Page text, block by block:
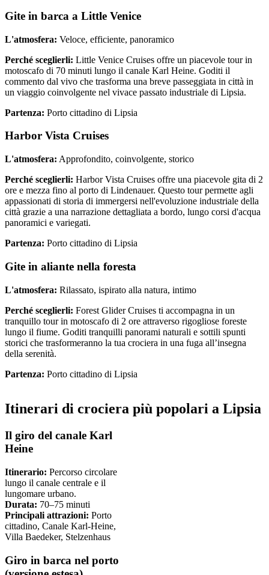
Gite in barca a Little Venice
L'atmosfera: Veloce, efficiente, panoramico
Perché sceglierli: Little Venice Cruises offre un piacevole tour in
motoscafo di 70 minuti lungo il canale Karl Heine. Goditi il
commento dal vivo che trasforma una breve passeggiata in città in
un viaggio coinvolgente nel vivace passato industriale di Lipsia.
Partenza: Porto cittadino di Lipsia
Harbor Vista Cruises
L'atmosfera: Approfondito, coinvolgente, storico
Perché sceglierli: Harbor Vista Cruises offre una piacevole gita di 2
ore e mezza fino al porto di Lindenauer. Questo tour permette agli
appassionati di storia di immergersi nell'evoluzione industriale della
città grazie a una narrazione dettagliata a bordo, lungo corsi d'acqua
panoramici e variegati.
Partenza: Porto cittadino di Lipsia
Gite in aliante nella foresta
L'atmosfera: Rilassato, ispirato alla natura, intimo
Perché sceglierli: Forest Glider Cruises ti accompagna in un
tranquillo tour in motoscafo di 2 ore attraverso rigogliose foreste
lungo il fiume. Goditi tranquilli panorami naturali e sottili spunti
storici che trasformeranno la tua crociera in una fuga all’insegna
della serenità.
Partenza: Porto cittadino di Lipsia
Itinerari di crociera più popolari a Lipsia
Il giro del canale Karl
Heine
Itinerario: Percorso circolare
lungo il canale centrale e il
lungomare urbano.
Durata: 70–75 minuti
Principali attrazioni: Porto
cittadino, Canale Karl-Heine,
Villa Baedeker, Stelzenhaus
Giro in barca nel porto